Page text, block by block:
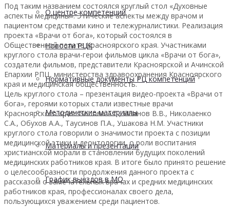
О центре компетенций
Новости РЦК
Нормативные документы РЦ компетенций
Методические материалы
Материалы и презентации
График выездов в МО
Под таким названием состоялся круглый стол «Духовные
аспекты медицины». Этические аспекты между врачом и
пациентом средствами кино и тележурналистики. Реализация
проекта «Врачи от бога», который состоялся в
Общественной палате Красноярского края. Участниками
круглого стола врачи-герои фильмов цикла «Врачи от бога»,
создатели фильмов, представители Красноярской и Ачинской
Епархии РПЦ, министерства здравоохранения Красноярского
края и медицинская общественность.
Цель круглого стола – презентация видео-проекта «Врачи от
бога», героями которых стали известные врачи
Красноярского края: Попова А.Г., Иванов В.В., Николаенко
С.А., Обухов А.А., Таусинов П.А., Ушакова Н.М. Участники
круглого стола говорили о значимости проекта с позиции
медицинской этики и деонтологии, о роли воспитания
христианской морали в становлении будущих поколений
медицинских работников края. В итоге было принято решение
о целесообразности продолжения данного проекта с
рассказом о замечательных врачах и средних медицинских
работников края, профессионалах своего дела,
пользующихся уважением среди пациентов.